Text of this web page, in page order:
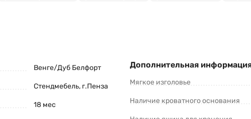
Венге/Дуб Белфорт
Стендмебель, г.Пенза
18 мес
Дополнительная
Мягкое изголовье
Наличие кроватного основания